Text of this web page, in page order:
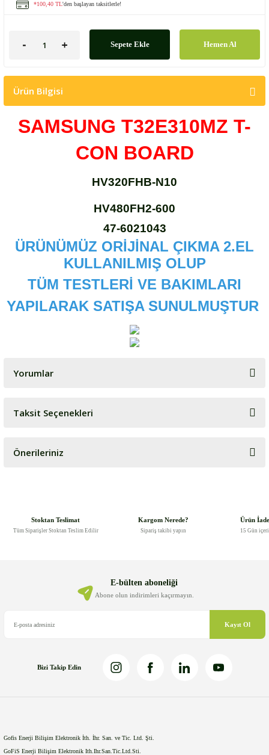
*100,40 TL'den başlayan taksitlerle!
Sepete Ekle Hemen Al
Ürün Bilgisi
SAMSUNG T32E310MZ T-
CON BOARD
HV320FHB-N10
HV480FH2-600
47-6021043
ÜRÜNÜMÜZ ORİJİNAL ÇIKMA 2.EL
KULLANILMIŞ OLUP
TÜM TESTLERİ VE BAKIMLARI
YAPILARAK SATIŞA SUNULMUŞTUR
Yorumlar
Bu ürüne ilk yorumu siz yapın!
Taksit Seçenekleri
Önerileriniz
Ürün bilgilerinde hatalar bulunuyor.
Ürün fiyatı diğer sitelerden daha pahalı.
Stoktan Teslimat
Tüm Siparişler Stoktan Teslim Edilir
Kargom Nerede?
Sipariş takibi yapın
Ürün
15 Gün
E-bülten aboneliği
Abone olun indirimleri kaçırmayın.
Kayıt Ol
Bizi Takip Edin
Gofis Enerji Bilişim Elektronik İth. İhr. San. ve Tic. Ltd. Şti.
GoFiS Enerji Bilişim Elektronik Ith.Ihr.San.Tic.Ltd.Sti.